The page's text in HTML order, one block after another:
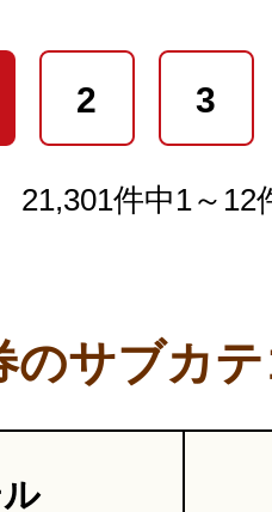
2 3
21,301件中1～12
のサブカ